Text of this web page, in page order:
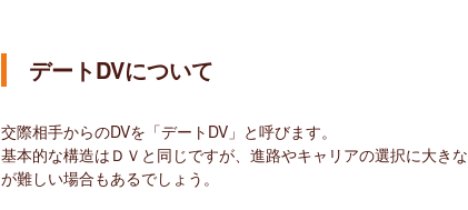
デートDVについて
交際相手からのDVを「デートDV」と呼びます。
基本的な構造はＤＶと同じですが、進路やキャリアの選択に大き
が難しい場合もあるでしょう。